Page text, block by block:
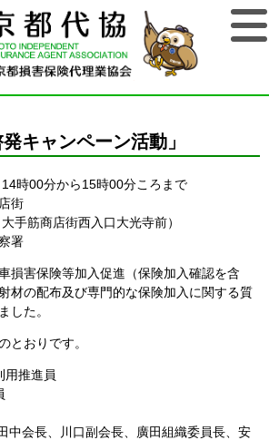
キャンペーン活動」
時00分から15時00分ころまで
街
手筋商店街西入口大光寺前）
署
損害保険等加入促進（保険加入確認を含
の配布及び専門的な保険加入に関する質
した。
とおりです。
用推進員
中会長、川口副会長、廣田組織委員長、安